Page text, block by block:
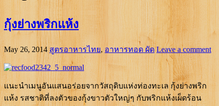
กุ้งย่างพริกแห้ง
May 26, 2014 สูตรอาหารไทย, อาหารทอด ผัด Leave a comment
แนะนำเมนูอันแสนอร่อยจากวัสถุดิบแห่งท่องทะเล กุ้งย่างพริก
แห้ง รสชาติที่ลงตัวของกุ้งขาวตัวใหญ่ๆ กับพริกแห้งเผ็ดร้อน